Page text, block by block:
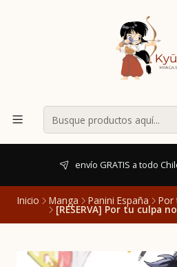
envío GRATIS a todo
Inicio Manga Panini España Por
[RESERVA] Por tu culpa